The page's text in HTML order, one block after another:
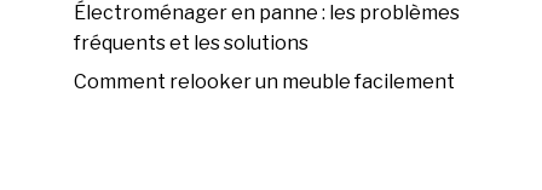
Électroménager en panne : les problèmes
fréquents et les solutions
Comment relooker un meuble facilement